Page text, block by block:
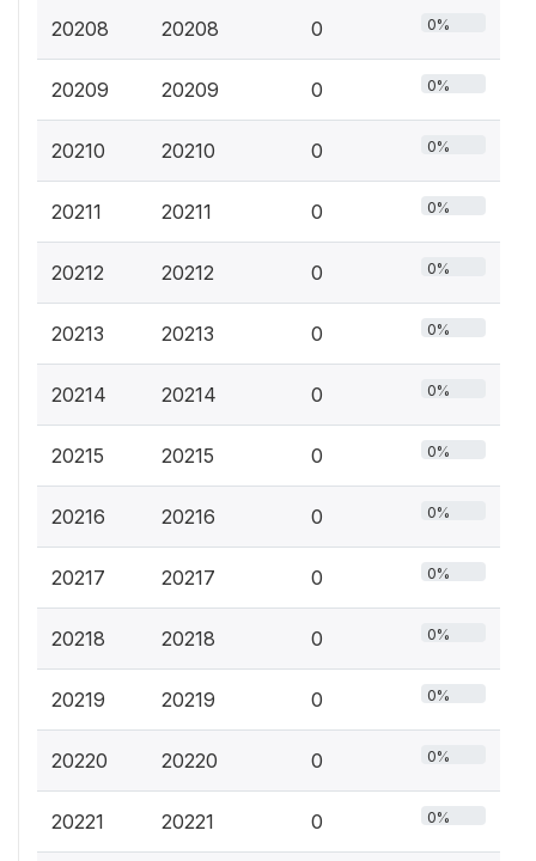
20208 20208 0 0%
20209 20209 0 0%
20210 20210 0 0%
20211 20211 0 0%
20212 20212 0 0%
20213 20213 0 0%
20214 20214 0 0%
20215 20215 0 0%
20216 20216 0 0%
20217 20217 0 0%
20218 20218 0 0%
20219 20219 0 0%
20220 20220 0 0%
20221 20221 0 0%